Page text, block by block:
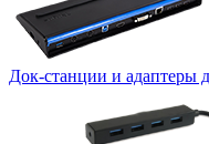
Док-станции и адаптеры